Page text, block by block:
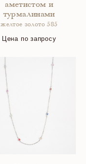
аметистом и
турмалинами
желтое золото 585
Цена по запросу